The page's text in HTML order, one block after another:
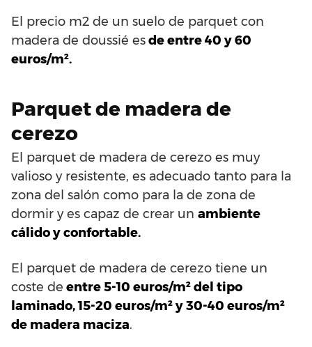
El precio m2 de un suelo de parquet con
madera de doussié esde entre 40 y 60
euros/m².
Parquet de madera de
cerezo
El parquet de madera de cerezo es muy
valioso y resistente, es adecuado tanto para la
zona del salón como para la de zona de
dormir y es capaz de crear un ambiente
cálido y confortable.
El parquet de madera de cerezo tiene un
coste de entre 5-10 euros/m² del tipo
laminado, 15-20 euros/m² y 30-40 euros/m²
de madera maciza.